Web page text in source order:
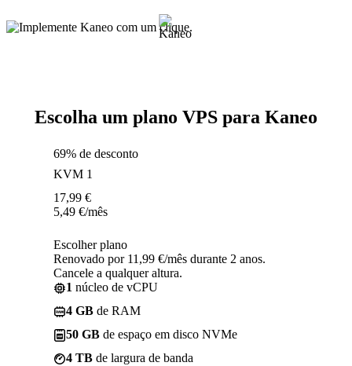
Escolha um plano VPS para Kaneo
69% de desconto
KVM 1
17,99 €
5,49 €/mês
Escolher plano
Renovado por 11,99 €/mês durante 2 anos.
Cancele a qualquer altura.
1 núcleo de vCPU
4 GB de RAM
50 GB de espaço em disco NVMe
4 TB de largura de banda